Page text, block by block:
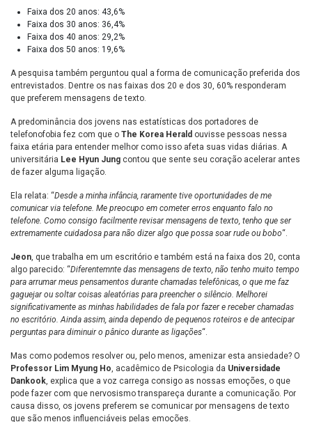
Faixa dos 20 anos: 43,6%
Faixa dos 30 anos: 36,4%
Faixa dos 40 anos: 29,2%
Faixa dos 50 anos: 19,6%
A pesquisa também perguntou qual a forma de comunicação preferida dos
entrevistados. Dentre os nas faixas dos 20 e dos 30, 60% responderam
que preferem mensagens de texto.
A predominância dos jovens nas estatísticas dos portadores de
telefonofobia fez com que o The Korea Herald ouvisse pessoas nessa
faixa etária para entender melhor como isso afeta suas vidas diárias. A
universitária Lee Hyun Jung contou que sente seu coração acelerar antes
de fazer alguma ligação.
Ela relata: “Desde a minha infância, raramente tive oportunidades de me
comunicar via telefone. Me preocupo em cometer erros enquanto falo no
telefone. Como consigo facilmente revisar mensagens de texto, tenho que ser
extremamente cuidadosa para não dizer algo que possa soar rude ou bobo“.
Jeon , que trabalha em um escritório e também está na faixa dos 20, conta
algo parecido: “Diferentemnte das mensagens de texto, não tenho muito tempo
para arrumar meus pensamentos durante chamadas telefônicas, o que me faz
gaguejar ou soltar coisas aleatórias para preencher o silêncio. Melhorei
significativamente as minhas habilidades de fala por fazer e receber chamadas
no escritório. Ainda assim, ainda dependo de pequenos roteiros e de antecipar
perguntas para diminuir o pânico durante as ligações“.
Mas como podemos resolver ou, pelo menos, amenizar esta ansiedade? O
Professor Lim Myung Ho , acadêmico de Psicologia da Universidade
Dankook , explica que a voz carrega consigo as nossas emoções, o que
pode fazer com que nervosismo transpareça durante a comunicação. Por
causa disso, os jovens preferem se comunicar por mensagens de texto
que são menos influenciáveis pelas emoções.